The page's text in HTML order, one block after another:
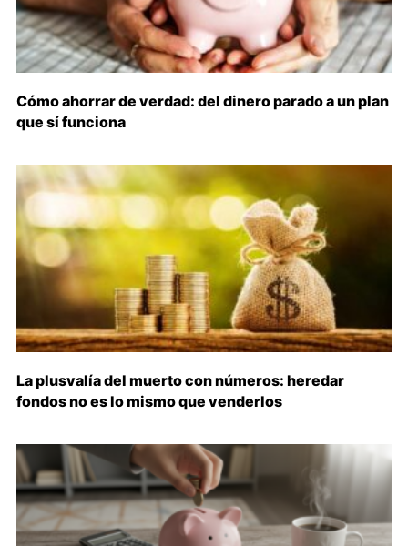
Cómo ahorrar de verdad: del dinero parado a un plan
que sí funciona
La plusvalía del muerto con números: heredar
fondos no es lo mismo que venderlos